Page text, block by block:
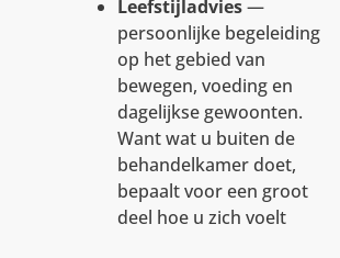
Leefstijladvies—
persoonlijke begeleiding
op het gebied van
bewegen, voeding en
dagelijkse gewoonten.
Want wat u buiten de
behandelkamer doet,
bepaalt voor een groot
deel hoe u zich voelt